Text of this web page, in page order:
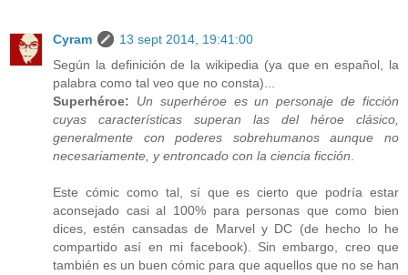
Cyram
13 sept 2014, 19:41:00
Según la definición de la wikipedia (ya que en español, la
palabra como tal veo que no consta)...
Superhéroe:
Un superhéroe es un personaje de ficción
cuyas características superan las del héroe clásico,
generalmente con poderes sobrehumanos aunque no
necesariamente, y entroncado con la ciencia ficción.
Este cómic como tal, sí que es cierto que podría estar
aconsejado casi al 100% para personas que como bien
dices, estén cansadas de Marvel y DC (de hecho lo he
compartido así en mi facebook). Sin embargo, creo que
también es un buen cómic para que aquellos que no se han